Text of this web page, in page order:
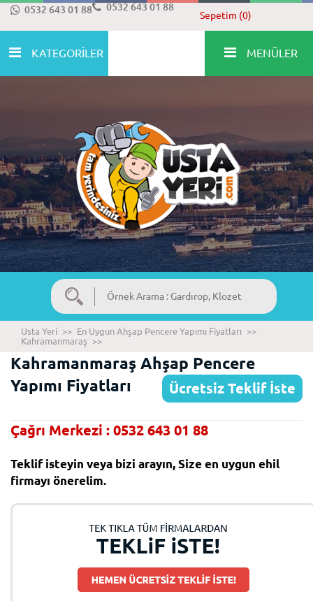
0532 643 01 88 0532 643 01 88
Sepetim (0)
KATEGORİLER MENÜLER
Usta Yeri >> En Uygun Ahşap Pencere Yapımı Fiyatları
>>
Kahramanmaraş
>>
Kahramanmaraş Ahşap Pencere
Yapımı Fiyatları
Ücretsiz Teklif İste
Çağrı Merkezi : 0532 643 01 88
Teklif isteyin veya bizi arayın, Size en uygun ehil
firmayı önerelim.